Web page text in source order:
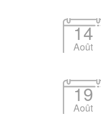
14
Août
19
Août